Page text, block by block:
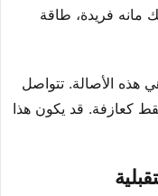
مانه فريدة، طاقة
هذه الأصالة. تتواصل
كعازفة. قد يكون هذا